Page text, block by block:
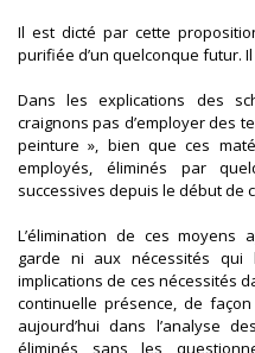
Il est dicté par cette
purifiée d’un quelconque futur.
Dans les explications des
craignons pas d’employer des
peinture », bien que ces
employés, éliminés par
successives depuis le début de
L’élimination de ces
garde ni aux nécessités
implications de ces nécessités
continuelle présence, de
aujourd’hui dans l’analyse
éliminés sans les